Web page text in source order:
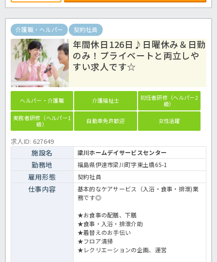
介護職・ヘルパー 契約社員
年間休日126日♪日曜休み＆日勤
のみ！プライベートと両立しや
すい求人です☆
ヘルパー・介護職 介護福祉士
初任者研修（ヘルパー2
級）
実務者研修（ヘルパー1
級）
自動車免許歓迎 女性活躍
求人ID: 627649
施設名 梁川ホームデイサービスセンター
勤務地 福島県伊達市梁川町字東土橋65-1
雇用形態 契約社員
仕事内容
基本的なケアサービス（入浴・食事・排泄)業
務です◎
★お食事の配膳、下膳
★食事・入浴・排泄介助
★着替えのお手伝い
★フロア清掃
★レクリエーションの企画、運営